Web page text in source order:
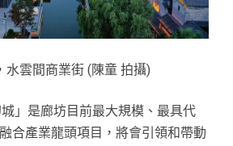
水雲間商業街 (陳童 拍攝)
城」是廊坊目前最大規模、最具代
合產業龍頭項目，將會引領和帶動